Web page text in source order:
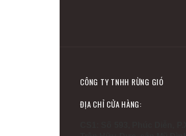
CÔNG TY TNHH RỪNG GIÓ
ĐỊA CHỈ CỬA HÀNG: